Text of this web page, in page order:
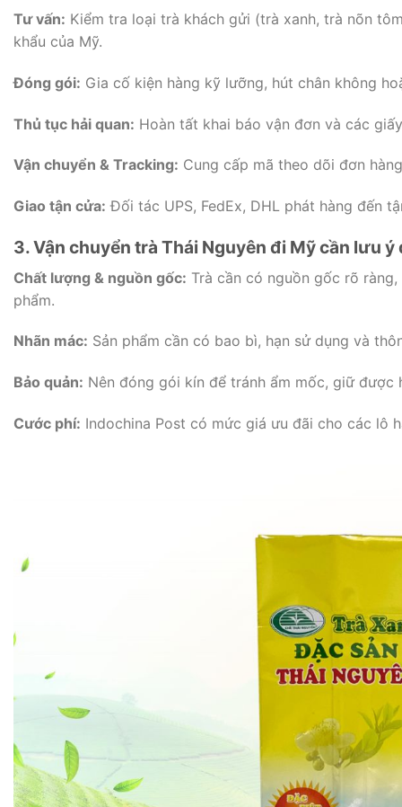
Tư vấn: Kiểm tra loại trà khách gửi (trà xanh, trà nõn
khẩu của Mỹ.
Đóng gói: Gia cố kiện hàng kỹ lưỡng, hút chân không
Thủ tục hải quan: Hoàn tất khai báo vận đơn và các
Vận chuyển & Tracking: Cung cấp mã theo dõi đơn
Giao tận cửa: Đối tác UPS, FedEx, DHL phát hàng đến
3. Vận chuyển trà Thái Nguyên đi Mỹ cần lưu ý
Chất lượng & nguồn gốc: Trà cần có nguồn gốc rõ
phẩm.
Nhãn mác: Sản phẩm cần có bao bì, hạn sử dụng và
Bảo quản: Nên đóng gói kín để tránh ẩm mốc, giữ được
Cước phí: Indochina Post có mức giá ưu đãi cho các lô